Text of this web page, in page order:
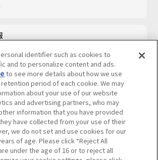
件 ソーシャルメディアポリシー
情報等の取り扱いに関する保護方針
identifier such as cookies to
and to personalize content and ads.
to see more details about how we use
period of each cookie. We may
about your use of our website
and advertising partners, who may
information that you have provided
have collected from your use of their
we do not set and use cookies for our
of age. Please click “Reject All
under the age of 16 or to reject all